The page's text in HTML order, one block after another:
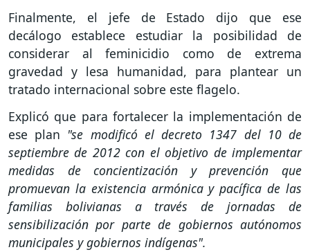
Finalmente, el jefe de Estado dijo que ese
decálogo establece estudiar la posibilidad de
considerar al feminicidio como de extrema
gravedad y lesa humanidad, para plantear un
tratado internacional sobre este flagelo.
Explicó que para fortalecer la implementación de
ese plan "se modificó el decreto 1347 del 10 de
septiembre de 2012 con el objetivo de implementar
medidas de concientización y prevención que
promuevan la existencia armónica y pacífica de las
familias bolivianas a través de jornadas de
sensibilización por parte de gobiernos autónomos
municipales y gobiernos indígenas".